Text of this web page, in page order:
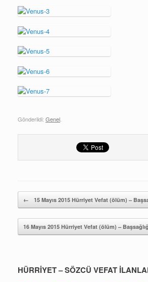
Gönderildi: Genel
Yazı gezintisi
← 15 Mayıs 2015 Hürriyet Vefat (ölüm) –
16 Mayıs 2015 Hürriyet Vefat (ölüm) –
HÜRRİYET – SÖZCÜ VEFAT